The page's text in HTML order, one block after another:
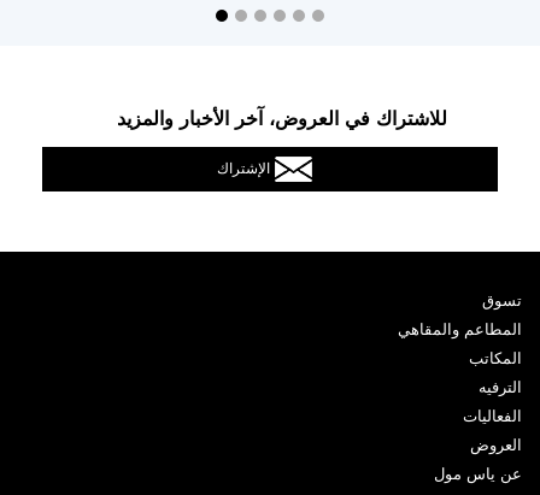
للاشتراك في العروض، آخر الأخبار والمزيد
الإشتراك
تسوق
المطاعم والمقاهي
المكاتب
الترفيه
الفعاليات
العروض
عن ياس مول